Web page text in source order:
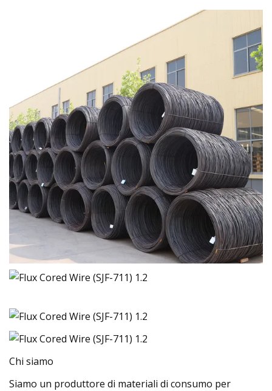
Chi siamo
Siamo un produttore di materiali di consumo per